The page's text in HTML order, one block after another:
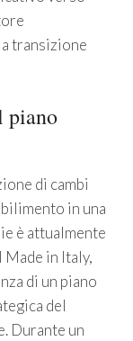
transizione
piano
di cambi
in una
è attualmente
Made in Italy,
di un piano
del
Durante un